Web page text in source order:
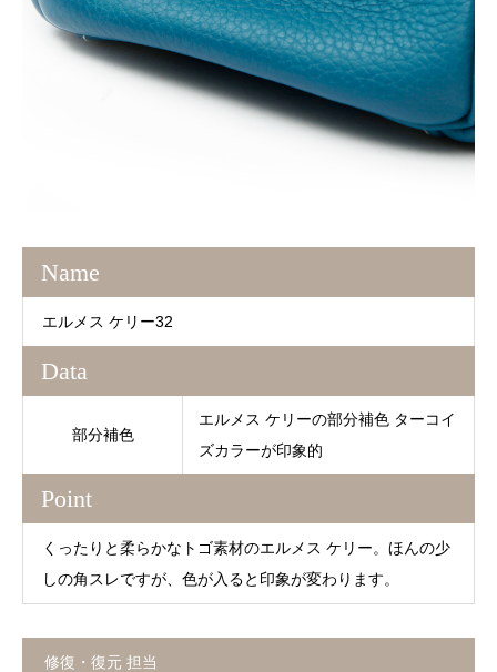
Name
エルメス ケリー32
Data
部分補色
エルメス ケリーの部分補色 ターコイ
ズカラーが印象的
Point
くったりと柔らかなトゴ素材のエルメス ケリー。ほんの少
しの角スレですが、色が入ると印象が変わります。
修復・復元 担当